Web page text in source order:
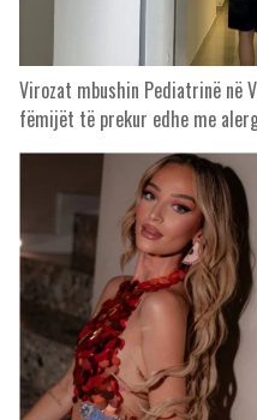
Virozat mbushin Pediatrinë në
fëmijët të prekur edhe me